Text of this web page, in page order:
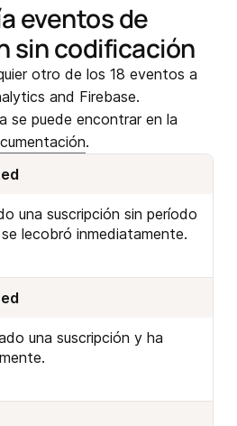
eventos de
sin codificación
otro de los 18 eventos a
and Firebase.
se puede encontrar en la
.
una suscripción sin período
lecobró inmediatamente.
una suscripción y ha